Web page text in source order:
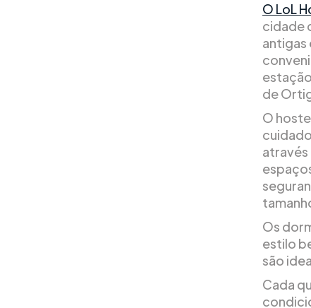
O LoL
cidade
antigas
de
O
através
Os
estilo
são
Cada